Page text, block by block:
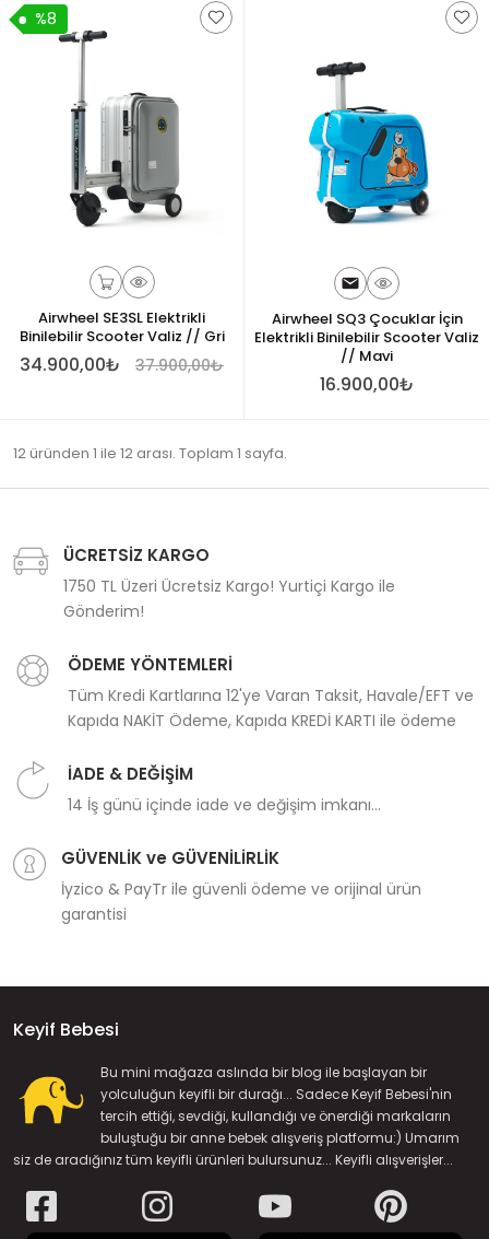
%8
Airwheel SE3SL Elektrikli
Binilebilir Scooter Valiz // Gri
34.900,00₺ 37.900,00₺
Airwheel SQ3 Çocuklar İçin
Elektrikli Binilebilir Scooter Valiz
// Mavi
16.900,00₺
12 üründen 1 ile 12 arası. Toplam 1 sayfa.
ÜCRETSİZ KARGO
1750 TL Üzeri Ücretsiz Kargo! Yurtiçi Kargo ile
Gönderim!
ÖDEME YÖNTEMLERİ
Tüm Kredi Kartlarına 12'ye Varan Taksit, Havale/EFT ve
Kapıda NAKİT Ödeme, Kapıda KREDİ KARTI ile ödeme
İADE & DEĞİŞİM
14 İş günü içinde iade ve değişim imkanı...
GÜVENLİK ve GÜVENİLİRLİK
İyzico & PayTr ile güvenli ödeme ve orijinal ürün
garantisi
Keyif Bebesi
Bu mini mağaza aslında bir blog ile başlayan bir
yolculuğun keyifli bir durağı... Sadece Keyif Bebesi'nin
tercih ettiği, sevdiği, kullandığı ve önerdiği markaların
buluştuğu bir anne bebek alışveriş platformu:) Umarım
siz de aradığınız tüm keyifli ürünleri bulursunuz... Keyifli alışverişler...